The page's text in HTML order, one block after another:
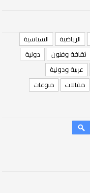
الرياضية
السياسية
ثقافة وفنون
دولية
عربية ودولية
مقالات منوعات